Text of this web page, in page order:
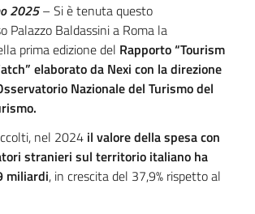
2025 – Si è tenuta questo
Palazzo Baldassini a Roma la
prima edizione del Rapporto“Tourism
” elaboratoda Nexi con la direzione
Nazionaledel Turismo del
.
nel 2024 il valore della spesa con
stranieri sul territorio italiano ha
miliardi, in crescita del 37,9% rispetto al